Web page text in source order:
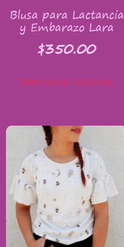
Blusa para Lactancia
y Embarazo Lara
$350.00
Seleccionar opciones